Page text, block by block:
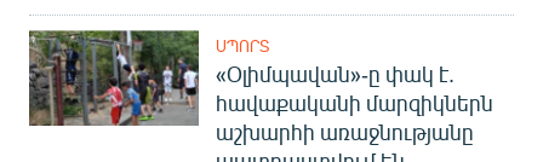
ՍՊՈՐՏ
«Օլիմպավան»-ը փակ է.
հավաքականի մարզիկներն
աշխարհի առաջնությանը